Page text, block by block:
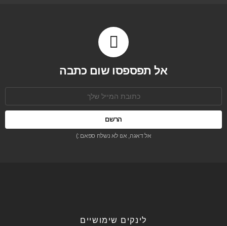
אל תפספסו שום כתבה
אל דאגה, אנו לא נשלח ספאם :)
לינקים שימושיים